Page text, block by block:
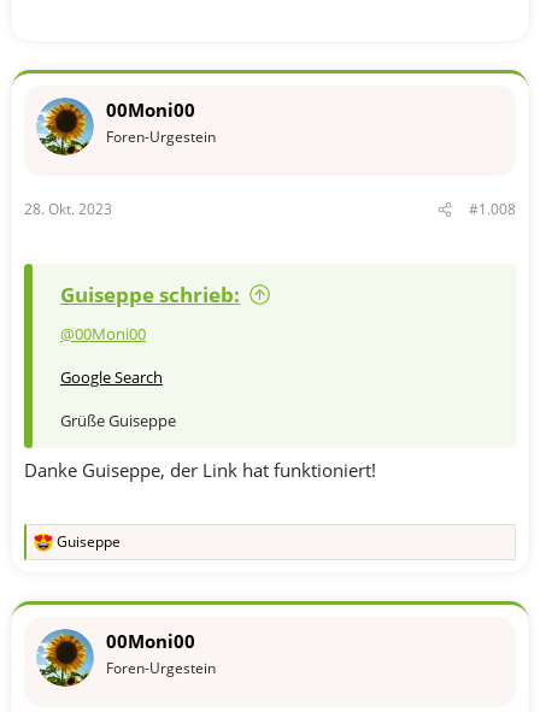
00Moni00
Foren-Urgestein
28. Okt. 2023 #1.008
Guiseppe schrieb:
@00Moni00
Google Search
Grüße Guiseppe
Danke Guiseppe, der Link hat funktioniert!
R
k
o
Guiseppe
00Moni00
Foren-Urgestein